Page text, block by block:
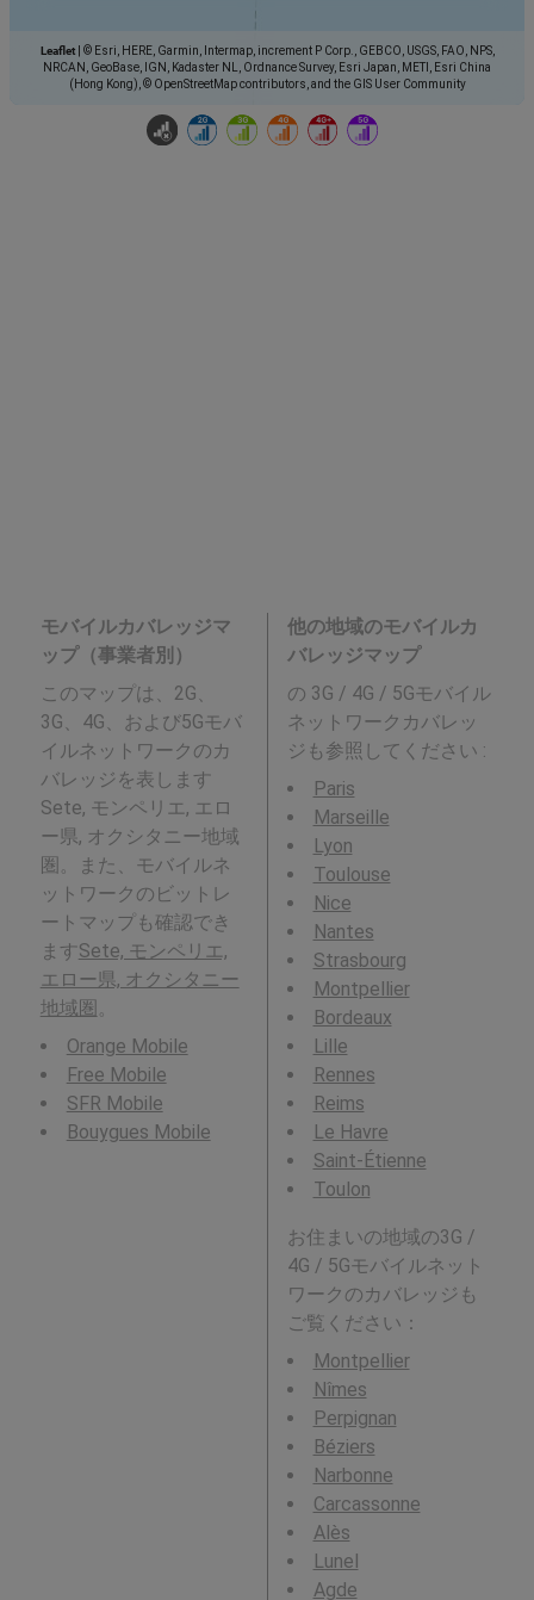
Leaflet
© Esri, HERE, Garmin, Intermap, increment P Corp., GEBCO, USGS, FAO, NPS,
NRCAN, GeoBase, IGN, Kadaster NL, Ordnance Survey, Esri Japan, METI, Esri China
(Hong Kong), © OpenStreetMap contributors, and the GIS User Community
モバイルカバレッジマ
ップ（事業者別）
このマップは、2G、
3G、4G、および5Gモバ
イルネットワークのカ
バレッジを表します
Sete, モンペリエ, エロ
ー県, オクシタニー地域
圏。また、モバイルネ
ットワークのビットレ
ートマップも確認でき
ます Sete, モンペリエ,
エロー県, オクシタニー
地域圏 。
Orange Mobile
Free Mobile
SFR Mobile
Bouygues Mobile
他の地域のモバイルカ
バレッジマップ
の 3G / 4G / 5Gモバイル
ネットワークカバレッ
ジも参照してください :
Paris
Marseille
Lyon
Toulouse
Nice
Nantes
Strasbourg
Montpellier
Bordeaux
Lille
Rennes
Reims
Le Havre
Saint-Étienne
Toulon
お住まいの地域の3G /
4G / 5Gモバイルネット
ワークのカバレッジも
ご覧ください：
Montpellier
Nîmes
Perpignan
Béziers
Narbonne
Carcassonne
Alès
Lunel
Agde